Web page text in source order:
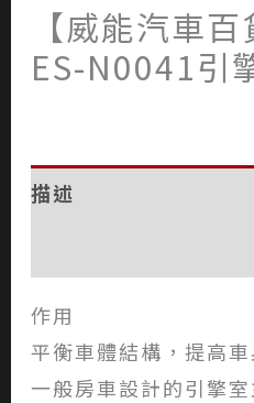
【威能汽車
ES-N0041引
描述
作用
平衡車體結構，提高車
一般房車設計的引擎